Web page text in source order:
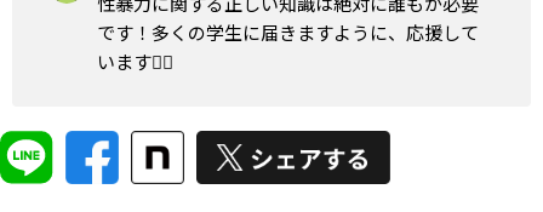
です！多くの学生に届きますように、応援して
います✊🏻